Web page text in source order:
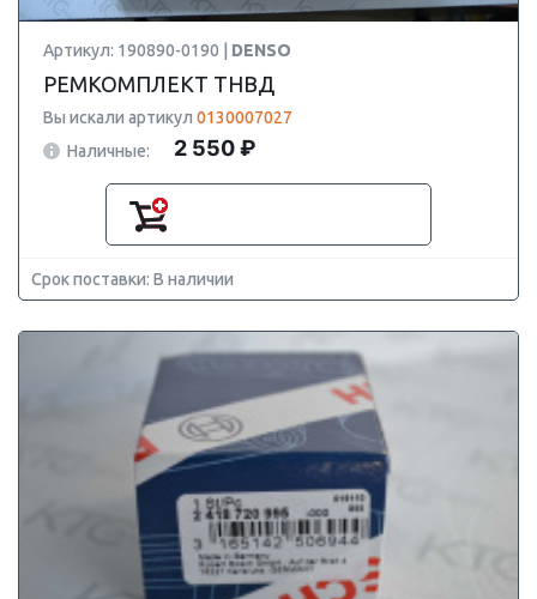
Артикул: 190890-0190 | DENSO
РЕМКОМПЛЕКТ ТНВД
Вы искали артикул 0130007027
Наличные:
2 550 ₽
Срок поставки: В наличии